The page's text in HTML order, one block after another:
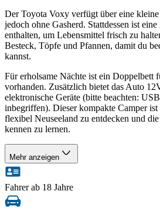
Der Toyota Voxy verfügt über eine
jedoch ohne Gasherd. Stattdessen ist
enthalten, um Lebensmittel frisch zu
Besteck, Töpfe und Pfannen, damit du
kannst.
Für erholsame Nächte ist ein Doppelbett
vorhanden. Zusätzlich bietet das Auto
elektronische Geräte (bitte beachten:
inbegriffen). Dieser kompakte Camper
flexibel Neuseeland zu entdecken und
kennen zu lernen.
Mehr anzeigen
Fahrer ab 18 Jahre